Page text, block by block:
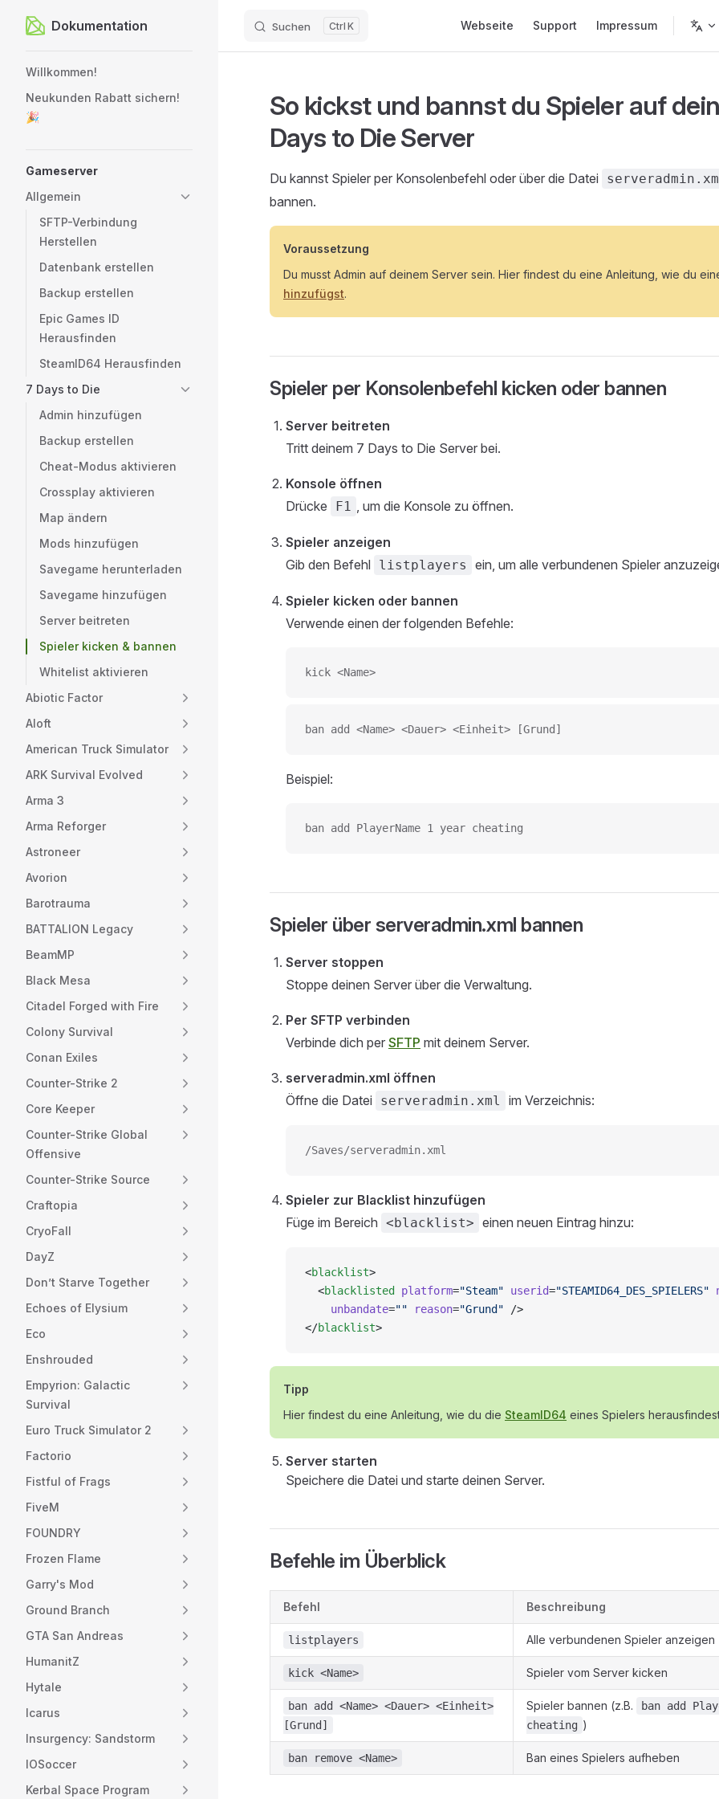
Zum Inhalt springen
Dokumentation Suchen K Webseite Support Impressum
Willkommen!
Neukunden Rabatt sichern!
🎉
Gameserver
Allgemein
SFTP-Verbindung
Herstellen
Datenbank erstellen
Backup erstellen
Epic Games ID
Herausfinden
SteamID64 Herausfinden
7 Days to Die
Admin hinzufügen
Backup erstellen
Cheat-Modus aktivieren
Crossplay aktivieren
Map ändern
Mods hinzufügen
Savegame herunterladen
Savegame hinzufügen
Server beitreten
Spieler kicken & bannen
Whitelist aktivieren
Abiotic Factor
Aloft
American Truck Simulator
ARK Survival Evolved
Arma 3
Arma Reforger
Astroneer
Avorion
Barotrauma
BATTALION Legacy
BeamMP
Black Mesa
Citadel Forged with Fire
Colony Survival
Conan Exiles
Counter-Strike 2
Core Keeper
Counter-Strike Global
Offensive
Counter-Strike Source
Craftopia
CryoFall
DayZ
Don’t Starve Together
Echoes of Elysium
Eco
Enshrouded
Empyrion: Galactic
Survival
Euro Truck Simulator 2
Factorio
Fistful of Frags
FiveM
FOUNDRY
Frozen Flame
Garry's Mod
Ground Branch
GTA San Andreas
HumanitZ
Hytale
Icarus
Insurgency: Sandstorm
IOSoccer
Kerbal Space Program
So kickst und bannst du Spieler auf
Days to Die Server
Du kannst Spieler per Konsolenbefehl oder über die Datei
bannen.
Voraussetzung
Du musst Admin auf deinem Server sein. Hier findest du eine Anleitung, wie du
hinzufügst.
Spieler per Konsolenbefehl kicken oder bannen
Server beitreten
Tritt deinem 7 Days to Die Server bei.
Konsole öffnen
Drücke
F1 , um die Konsole zu öffnen.
Spieler anzeigen
Gib den Befehl listplayers ein, um alle verbundenen Spieler
Spieler kicken oder bannen
Verwende einen der folgenden Befehle:
kick <Name>
ban add <Name> <Dauer> <Einheit> [Grund]
Beispiel:
ban add PlayerName 1 year cheating
Spieler über serveradmin.xml bannen
Server stoppen
Stoppe deinen Server über die Verwaltung.
Per SFTP verbinden
Verbinde dich per SFTP mit deinem Server.
serveradmin.xml öffnen
Öffne die Datei
serveradmin.xml im Verzeichnis:
/Saves/serveradmin.xml
Spieler zur Blacklist hinzufügen
Füge im Bereich <blacklist> einen neuen Eintrag hinzu:
<blacklist>
  <
blacklisted platform="Steam" userid="STEAMID64_DES_SPIELERS"
    unbandate
="" reason="Grund" />
</blacklist>
Tipp
Hier findest du eine Anleitung, wie du die SteamID64 eines Spielers
Server starten
Speichere die Datei und starte deinen Server.
Befehle im Überblick
Befehl Beschreibung
listplayers Alle verbundenen Spieler anzeigen
kick <Name> Spieler vom Server kicken
ban add <Name> <Dauer> <Einheit>
[Grund]
Spieler bannen (z.B.
ban add
cheating )
ban remove <Name> Ban eines Spielers aufheben